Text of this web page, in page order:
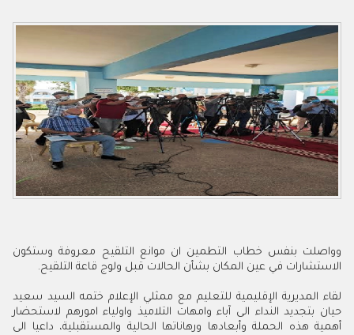
وواصلت بنفس خطاب التطمين ان موانع التلقيح معروفة وستكون
الاستشارات في عين المكان بشأن الحالات قبل ولوج قاعة التلقيح.
لقاء المديرية الإقليمية للتعليم مع ممثلي الإعلام ختمه السيد سعيد
حيان بتجديد النداء الى آباء وامهات التلاميذ واولياء امورهم لاستحضار
أهمية هذه الحملة وأبعادها ورهاناتها الحالية والمستقبلية، داعيا الى